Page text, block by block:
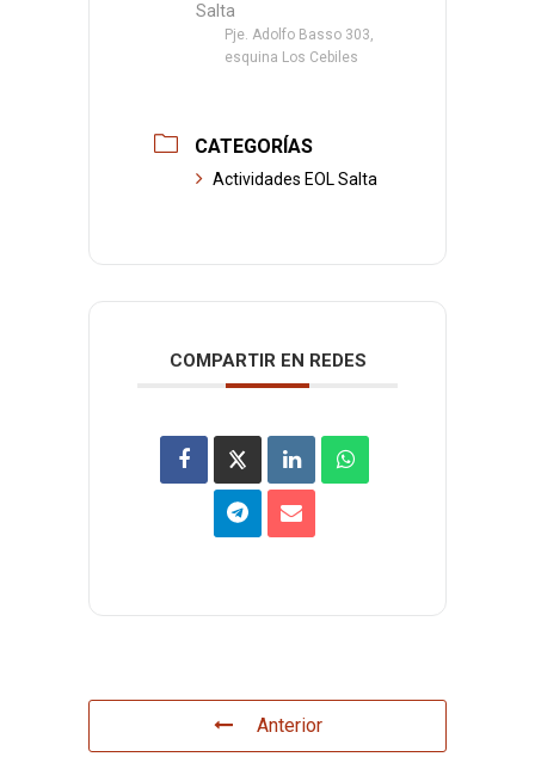
Salta
Pje. Adolfo Basso 303,
esquina Los Cebiles
CATEGORÍAS
Actividades EOL Salta
COMPARTIR EN REDES
Anterior